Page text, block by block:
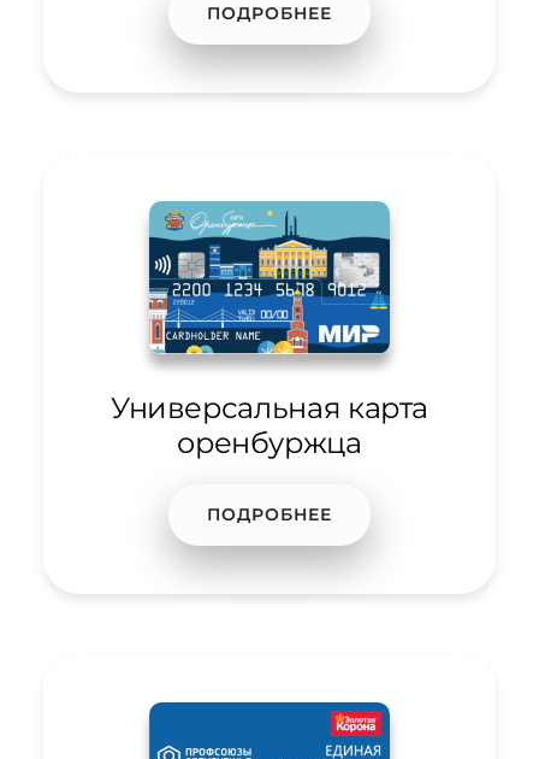
ПОДРОБНЕЕ
Универсальная карта
оренбуржца
ПОДРОБНЕЕ